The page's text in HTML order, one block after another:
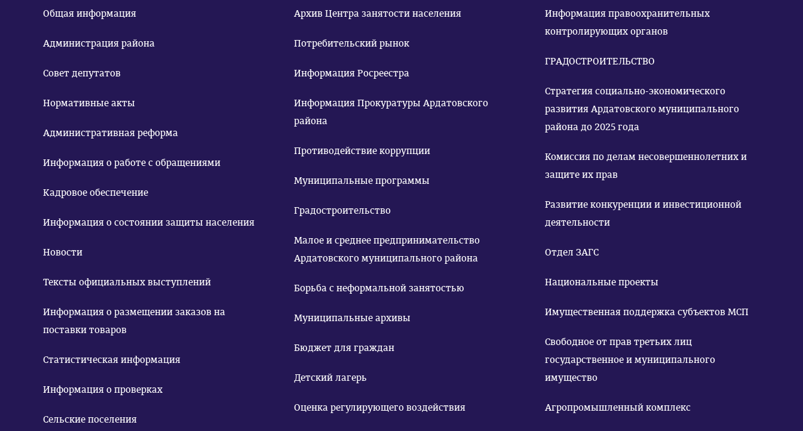
Общая информация
Администрация района
Совет депутатов
Нормативные акты
Административная реформа
Информация о работе с обращениями
Кадровое обеспечение
Информация о состоянии защиты населения
Новости
Тексты официальных выступлений
Информация о размещении заказов на
поставки товаров
Статистическая информация
Информация о проверках
Сельские поселения
Архив Центра занятости населения
Потребительский рынок
Информация Росреестра
Информация Прокуратуры Ардатовского
района
Противодействие коррупции
Муниципальные программы
Градостроительство
Малое и среднее предпринимательство
Ардатовского муниципального района
Борьба с неформальной занятостью
Муниципальные архивы
Бюджет для граждан
Детский лагерь
Оценка регулирующего воздействия
Информация правоохранительных
контролирующих органов
ГРАДОСТРОИТЕЛЬСТВО
Стратегия социально-экономического
развития Ардатовского муниципального
района до 2025 года
Комиссия по делам несовершеннолетних и
защите их прав
Развитие конкуренции и инвестиционной
деятельности
Отдел ЗАГС
Национальные проекты
Имущественная поддержка субъектов МСП
Свободное от прав третьих лиц
государственное и муниципального
имущество
Агропромышленный комплекс